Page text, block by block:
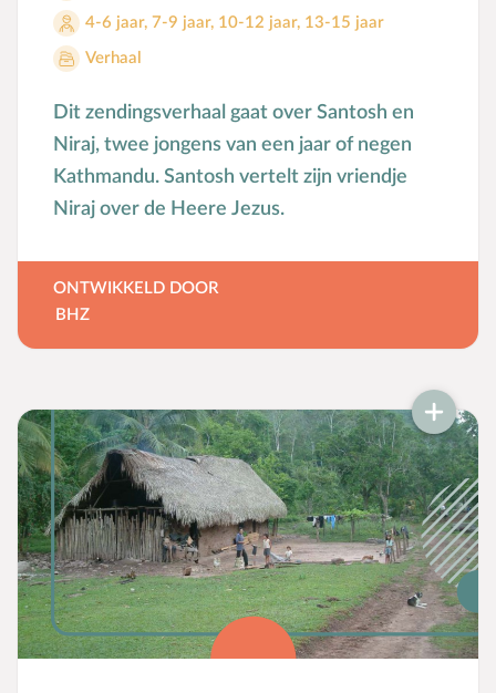
4-6 jaar, 7-9 jaar, 10-12 jaar, 13-15 jaar
Verhaal
Dit zendingsverhaal gaat over Santosh en
Niraj, twee jongens van een jaar of negen
Kathmandu. Santosh vertelt zijn vriendje
Niraj over de Heere Jezus.
ONTWIKKELD DOOR
BHZ